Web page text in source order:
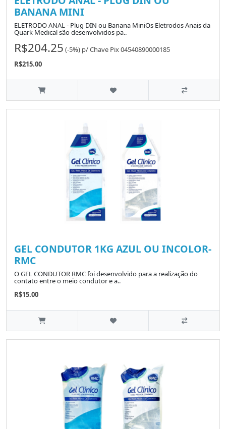
BANANA MINI
ELETRODO ANAL - Plug DIN ou Banana MiniOs Eletrodos Anais da
Quark Medical são desenvolvidos pa..
R$204.25 (-5%) p/Chave Pix 04540890000185
R$215.00
GEL CONDUTOR 1KG AZUL OU INCOLOR-
RMC
O GEL CONDUTOR RMC foi desenvolvido para a realização do
contato entre o meio condutor e a..
R$15.00